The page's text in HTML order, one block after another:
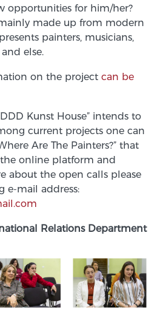
opportunities for him/her?
made up from modern
painters, musicians,
else.
on the projectcan be
Kunst House” intends to
current projects one can
Are The Painters?” that
online platform and
about the open calls please
e-mail address:
Relations Department